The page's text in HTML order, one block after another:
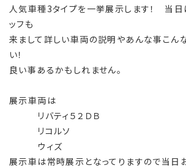
人気車種3タイプを一挙展示します！ 当日
ッフも
来まして詳しい車両の説明やあんな事こん
い！
良い事あるかもしれません。
展示車両は
リバティ５２ＤＢ
リコルソ
ウィズ
展示車は常時展示となってりますので当日